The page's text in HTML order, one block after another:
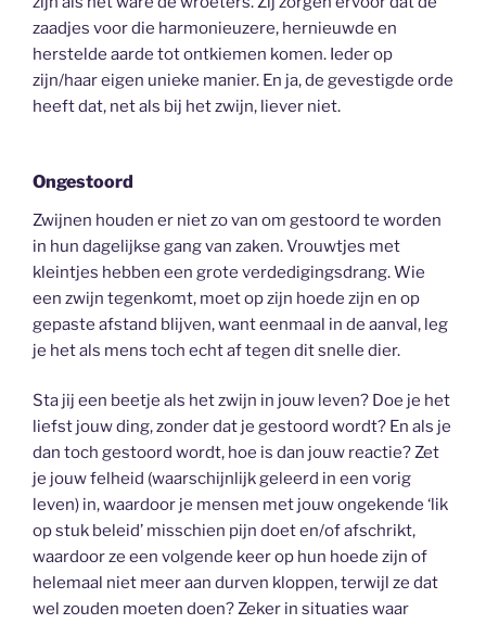
zaadjes voor die harmonieuzere, hernieuwde en
herstelde aarde tot ontkiemen komen. Ieder op
zijn/haar eigen unieke manier. En ja, de gevestigde orde
heeft dat, net als bij het zwijn, liever niet.
Ongestoord
Zwijnen houden er niet zo van om gestoord te worden
in hun dagelijkse gang van zaken. Vrouwtjes met
kleintjes hebben een grote verdedigingsdrang. Wie
een zwijn tegenkomt, moet op zijn hoede zijn en op
gepaste afstand blijven, want eenmaal in de aanval, leg
je het als mens toch echt af tegen dit snelle dier.
Sta jij een beetje als het zwijn in jouw leven? Doe je het
liefst jouw ding, zonder dat je gestoord wordt? En als je
dan toch gestoord wordt, hoe is dan jouw reactie? Zet
je jouw felheid (waarschijnlijk geleerd in een vorig
leven) in, waardoor je mensen met jouw ongekende ‘lik
op stuk beleid’ misschien pijn doet en/of afschrikt,
waardoor ze een volgende keer op hun hoede zijn of
helemaal niet meer aan durven kloppen, terwijl ze dat
wel zouden moeten doen? Zeker in situaties waar